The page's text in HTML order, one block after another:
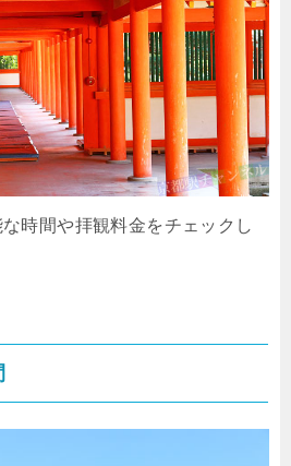
時間や拝観料金をチェックし